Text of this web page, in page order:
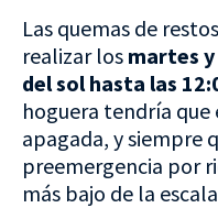
Las quemas de
realizar los martes y
del sol hasta las
hoguera tendría
apagada, y siempre
preemergencia por
más bajo de la